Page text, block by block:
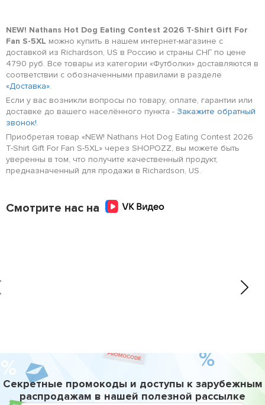
NEW! Nathans Hot Dog Eating Contest 2026 T-Shirt Gift For
Fan S-5XL можно купить в нашем интернет-магазине с
доставкой из Richardson, US в Россию и страны СНГ по цене
4790 руб. Все товары из категории «Футболки» доставляются в
соответствии с обозначенными правилами в разделе
«Доставка».
Если у вас возникли вопросы по товару, оплате, гарантии или
доставке до вашего населённого пункта - Закажите обратный
звонок!.
Приобретая товар «NEW! Nathans Hot Dog Eating Contest 2026
T-Shirt Gift For Fan S-5XL» через SHOPOZZ, вы можете быть
уверенны в том, что получите качественный продукт,
предназначенный для продажи в Richardson, US.
Смотрите нас на
Секретные промокоды и доступы к зарубежным
распродажам в нашей полезной рассылке